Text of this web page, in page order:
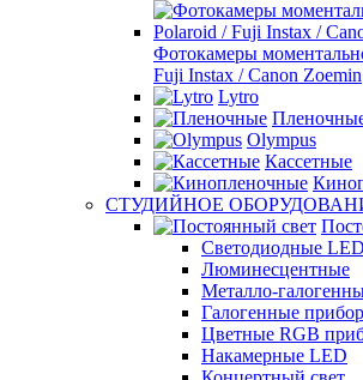
Фотокамеры
Fuji Instax / Canon Zoemin
Lytro
Olympus
Кассетные
СТУДИЙНОЕ
Светодиодные LED
Люминесцентные
Металло-
Галогенные
Цветные RGB
Накамерные LED